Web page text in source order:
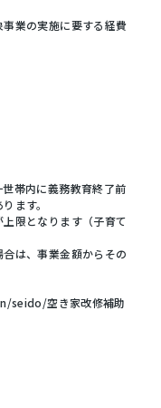
業の実施に要する経費
帯内に義務教育終了前
ます。
限となります（子育て
は、事業金額からその
空き家改修補助